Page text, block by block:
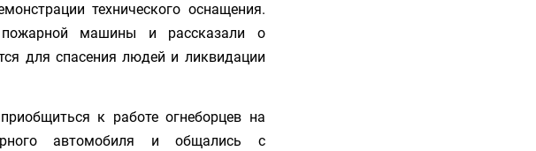
технического оснащения.
пожарной машины и рассказали о
для спасения людей и ликвидации
к работе огнеборцев на
автомобиля и общались с